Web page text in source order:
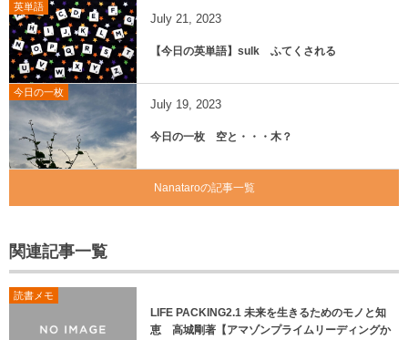
英単語
July 21, 2023
【今日の英単語】sulk ふてくされる
今日の一枚
July 19, 2023
今日の一枚 空と・・・木？
Nanataroの記事一覧
関連記事一覧
読書メモ
LIFE PACKING2.1 未来を生きるためのモノと知
恵 高城剛著【アマゾンプライムリーディングか